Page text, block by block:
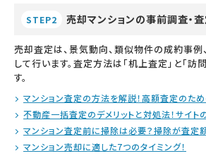
STEP2 売却マンションの事前調査・
売却査定は、景気動向、類似物件の成約事例
して行います。査定方法は「机上査定」と「訪
す。
マンション査定の方法を解説！高額査定のた
不動産一括査定のデメリットと対処法！サイト
マンション査定前に掃除は必要？掃除が査定
マンション売却に適した7つのタイミング！